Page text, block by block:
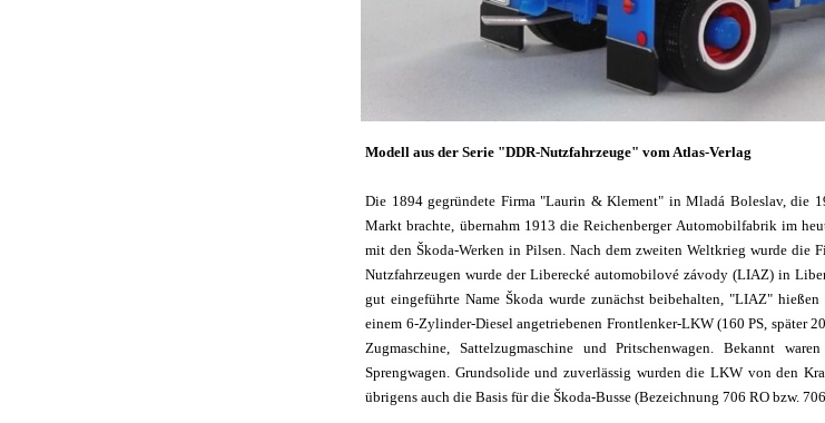
Modell aus der Serie "DDR-Nutzfahrzeuge" vom Atlas-Verlag
Die 1894 gegründete Firma "Laurin & Klement" in Mladá Boleslav, die
Markt brachte, übernahm 1913 die Reichenberger Automobilfabrik im
mit den Škoda-Werken in Pilsen. Nach dem zweiten Weltkrieg wurde die
Nutzfahrzeugen wurde der Liberecké automobilové závody (LIAZ) in
gut eingeführte Name Škoda wurde zunächst beibehalten, "LIAZ"
einem 6-Zylinder-Diesel angetriebenen Frontlenker-LKW (160 PS, später
Zugmaschine, Sattelzugmaschine und Pritschenwagen. Bekannt
Sprengwagen. Grundsolide und zuverlässig wurden die LKW von den
übrigens auch die Basis für die Škoda-Busse (Bezeichnung 706 RO bzw.